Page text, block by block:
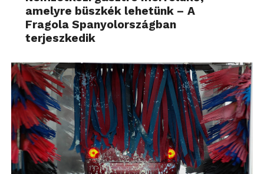
amelyre büszkék lehetünk – A
Fragola Spanyolországban
terjeszkedik